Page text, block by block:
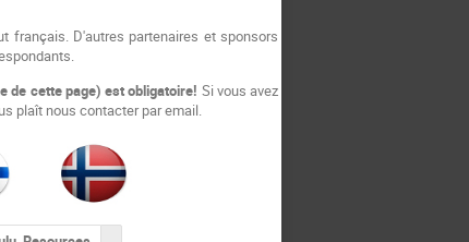
français. D'autres partenaires et sponsors
de cette page) est obligatoire! Si vous avez
plaît nous contacter par email.